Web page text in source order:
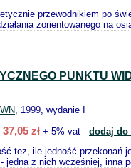
przewodnikiem po
zorientowanego na
PUNKTU
, 1999, wydanie I
zł + 5% vat - dodaj do
tez, ile jedność
jedna z nich wcześniej, inna